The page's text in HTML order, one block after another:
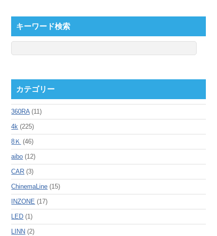
キーワード検索
カテゴリー
360RA(11)
4k (225)
8Ｋ (46)
aibo (12)
CAR (3)
ChinemaLine (15)
INZONE (17)
LED (1)
LINN (2)